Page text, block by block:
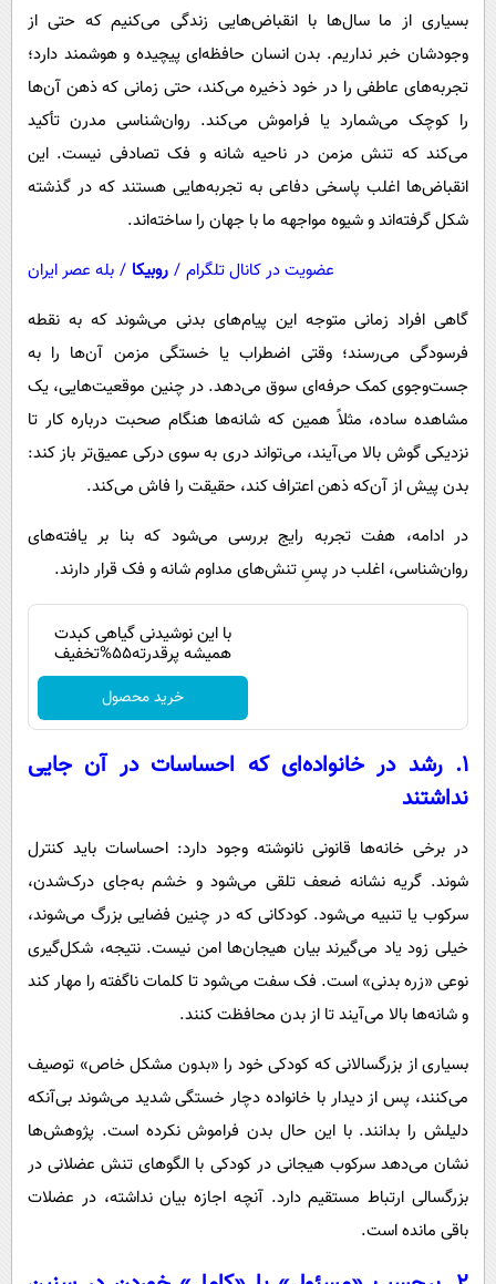
حیات وحش
سیاست خارجی
بسیاری از ما سال‌ها با انقباض‌هایی زندگی می‌کنیم که حتی از
وجودشان خبر نداریم. بدن انسان حافظه‌ای پیچیده و هوشمند دارد؛
تجربه‌های عاطفی را در خود ذخیره می‌کند، حتی زمانی که ذهن آن‌ها
را کوچک می‌شمارد یا فراموش می‌کند. روان‌شناسی مدرن تأکید
می‌کند که تنش مزمن در ناحیه شانه و فک تصادفی نیست. این
انقباض‌ها اغلب پاسخی دفاعی به تجربه‌هایی هستند که در گذشته
شکل گرفته‌اند و شیوه مواجهه ما با جهان را ساخته‌اند.
عضویت در کانال تلگرام / روبیکا / بله عصر ایران
گاهی افراد زمانی متوجه این پیام‌های بدنی می‌شوند که به نقطه
فرسودگی می‌رسند؛ وقتی اضطراب یا خستگی مزمن آن‌ها را به
جست‌وجوی کمک حرفه‌ای سوق می‌دهد. در چنین موقعیت‌هایی، یک
مشاهده ساده، مثلاً همین که شانه‌ها هنگام صحبت درباره کار تا
نزدیکی گوش بالا می‌آیند، می‌تواند دری به سوی درکی عمیق‌تر باز کند:
بدن پیش از آن‌که ذهن اعتراف کند، حقیقت را فاش می‌کند.
در ادامه، هفت تجربه رایج بررسی می‌شود که بنا بر یافته‌های
روان‌شناسی، اغلب در پسِ تنش‌های مداوم شانه و فک قرار دارند.
با این نوشیدنی گیاهی کبدت
همیشه پرقدرته55%تخفیف
خرید محصول
۱. رشد در خانواده‌ای که احساسات در آن جایی
نداشتند
در برخی خانه‌ها قانونی نانوشته وجود دارد: احساسات باید کنترل
شوند. گریه نشانه ضعف تلقی می‌شود و خشم به‌جای درک‌شدن،
سرکوب یا تنبیه می‌شود. کودکانی که در چنین فضایی بزرگ می‌شوند،
خیلی زود یاد می‌گیرند بیان هیجان‌ها امن نیست. نتیجه، شکل‌گیری
نوعی «زره بدنی» است. فک سفت می‌شود تا کلمات ناگفته را مهار کند
و شانه‌ها بالا می‌آیند تا از بدن محافظت کنند.
بسیاری از بزرگسالانی که کودکی خود را «بدون مشکل خاص» توصیف
می‌کنند، پس از دیدار با خانواده دچار خستگی شدید می‌شوند بی‌آنکه
دلیلش را بدانند. با این حال بدن فراموش نکرده است. پژوهش‌ها
نشان می‌دهد سرکوب هیجانی در کودکی با الگوهای تنش عضلانی در
بزرگسالی ارتباط مستقیم دارد. آنچه اجازه بیان نداشته، در عضلات
باقی مانده است.